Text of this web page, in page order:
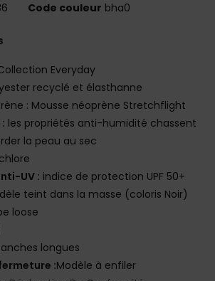
Code couleur bha0
Everyday
recyclé et élasthanne
: Mousse néoprène Stretchflight
les propriétés anti-humidité chassent
la peau au sec
UV : indice de protection UPF 50+
teint dans la masse (coloris Noir)
loose
longues
:Modèle à enfiler